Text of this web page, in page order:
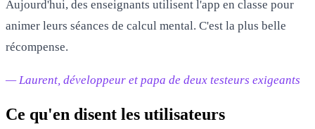
Aujourd'hui, des enseignants utilisent l'app en classe pour
animer leurs séances de calcul mental. C'est la plus belle
récompense.
— Laurent, développeur et papa de deux testeurs exigeants
Ce qu'en disent les utilisateurs